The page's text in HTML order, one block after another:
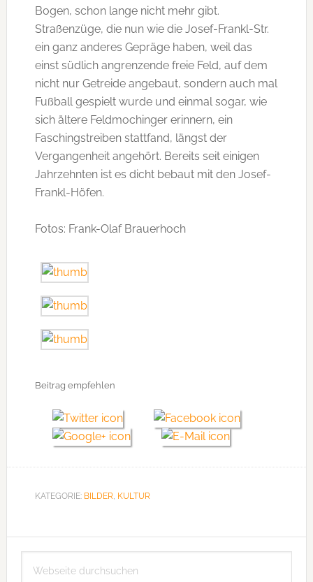
Bogen, schon lange nicht mehr gibt.
Straßenzüge, die nun wie die Josef-Frankl-Str.
ein ganz anderes Gepräge haben, weil das
einst südlich angrenzende freie Feld, auf dem
nicht nur Getreide angebaut, sondern auch mal
Fußball gespielt wurde und einmal sogar, wie
sich ältere Feldmochinger erinnern, ein
Faschingstreiben stattfand, längst der
Vergangenheit angehört. Bereits seit einigen
Jahrzehnten ist es dicht bebaut mit den Josef-
Frankl-Höfen.
Fotos: Frank-Olaf Brauerhoch
Beitrag empfehlen
KATEGORIE: BILDER, KULTUR
Seitenspalte
durchsuchen